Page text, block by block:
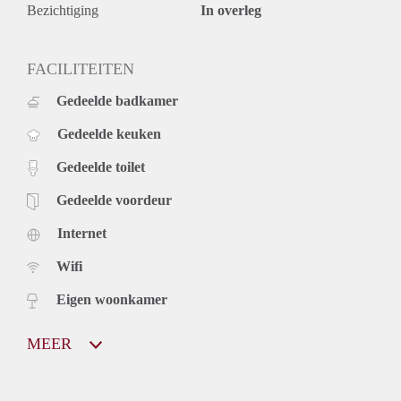
Bezichtiging In overleg
FACILITEITEN
Gedeelde badkamer
Gedeelde keuken
Gedeelde toilet
Gedeelde voordeur
Internet
Wifi
Eigen woonkamer
MEER